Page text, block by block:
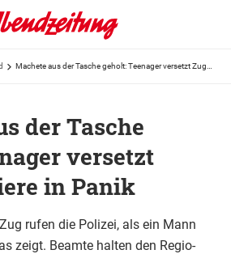
der Tasche
versetzt
in Panik
rufen die Polizei, als ein Mann
zeigt. Beamte halten den Regio-